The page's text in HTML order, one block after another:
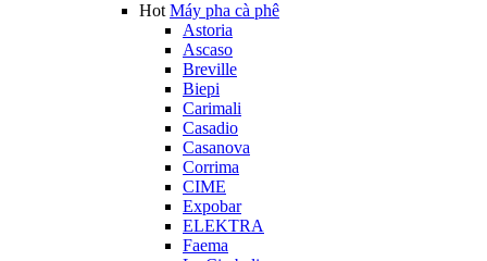
Hot Máy pha cà phê
Astoria
Ascaso
Breville
Biepi
Carimali
Casadio
Casanova
Corrima
CIME
Expobar
ELEKTRA
Faema